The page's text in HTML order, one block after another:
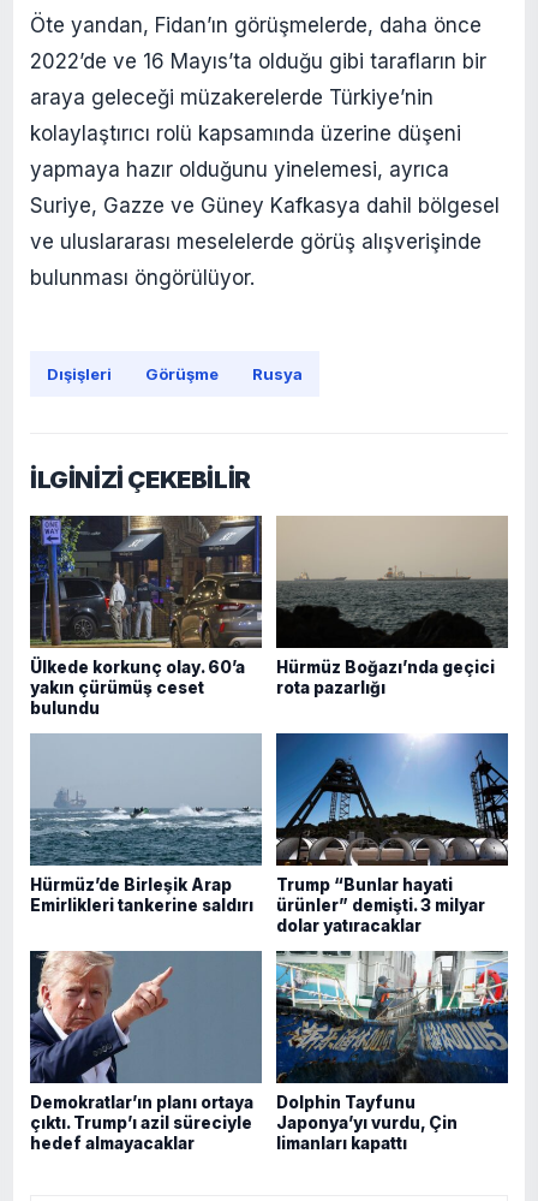
Öte yandan, Fidan’ın görüşmelerde, daha önce
2022’de ve 16 Mayıs’ta olduğu gibi tarafların bir
araya geleceği müzakerelerde Türkiye’nin
kolaylaştırıcı rolü kapsamında üzerine düşeni
yapmaya hazır olduğunu yinelemesi, ayrıca
Suriye, Gazze ve Güney Kafkasya dahil bölgesel
ve uluslararası meselelerde görüş alışverişinde
bulunması öngörülüyor.
Dışişleri Görüşme Rusya
İLGİNİZİ ÇEKEBİLİR
Ülkede korkunç olay. 60’a
yakın çürümüş ceset
bulundu
Hürmüz Boğazı’nda geçici
rota pazarlığı
Hürmüz’de Birleşik Arap
Emirlikleri tankerine saldırı
Trump “Bunlar hayati
ürünler” demişti. 3 milyar
dolar yatıracaklar
Demokratlar’ın planı ortaya
çıktı. Trump’ı azil süreciyle
hedef almayacaklar
Dolphin Tayfunu
Japonya’yı vurdu, Çin
limanları kapattı